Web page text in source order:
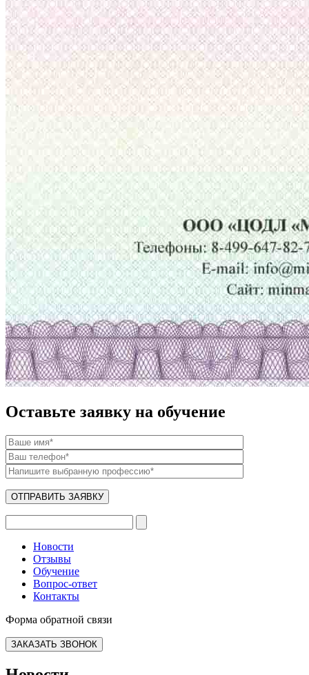
Оставьте заявку на обучение
Новости
Отзывы
Обучение
Вопрос-ответ
Контакты
Форма обратной связи
ЗАКАЗАТЬ ЗВОНОК